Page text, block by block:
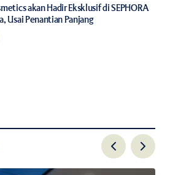
akan Hadir Eksklusif di SEPHORA
Usai Penantian Panjang